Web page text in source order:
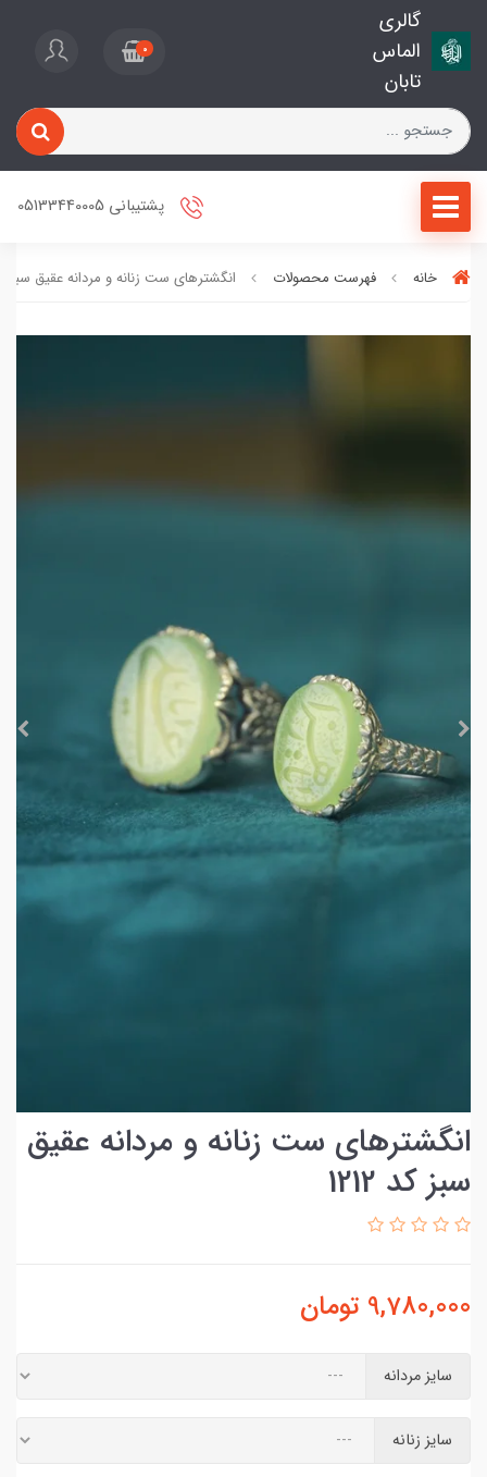
گالری
الماس
تابان
0
پشتیبانی 05133440005
خانه فهرست محصولات انگشترهای ست زنانه و مردانه عقیق سبز کد
انگشترهای ست زنانه و مردانه عقیق
سبز کد 1212
9,780,000 تومان
سایز مردانه
سایز زنانه